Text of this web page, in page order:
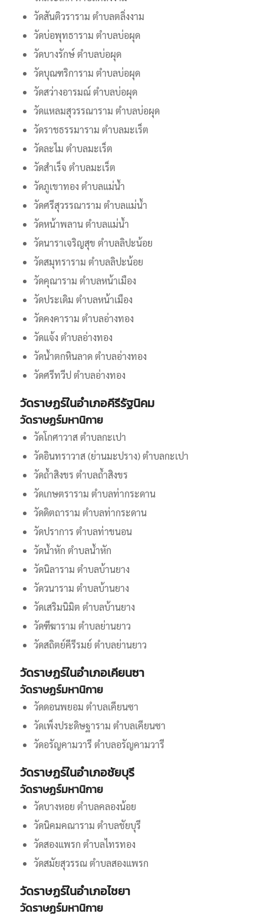
วัดสันติวราราม ตำบลตลิ่งงาม
วัดบ่อพุทธาราม ตำบลบ่อผุด
วัดบางรักษ์ ตำบลบ่อผุด
วัดบุณฑริการาม ตำบลบ่อผุด
วัดสว่างอารมณ์ ตำบลบ่อผุด
วัดแหลมสุวรรณาราม ตำบลบ่อผุด
วัดราชธรรมาราม ตำบลมะเร็ต
วัดละไม ตำบลมะเร็ต
วัดสำเร็จ ตำบลมะเร็ต
วัดภูเขาทอง ตำบลแม่น้ำ
วัดศรีสุวรรณาราม ตำบลแม่น้ำ
วัดหน้าพลาน ตำบลแม่น้ำ
วัดนาราเจริญสุข ตำบลลิปะน้อย
วัดสมุทราราม ตำบลลิปะน้อย
วัดคุณาราม ตำบลหน้าเมือง
วัดประเดิม ตำบลหน้าเมือง
วัดคงคาราม ตำบลอ่างทอง
วัดแจ้ง ตำบลอ่างทอง
วัดน้ำตกหินลาด ตำบลอ่างทอง
วัดศรีทวีป ตำบลอ่างทอง
วัดราษฏร์ในอำเภอคีรีรัฐนิคม
วัดราษฏร์มหานิกาย
วัดโกศาวาส ตำบลกะเปา
วัดอินทราวาส (ย่านมะปราง) ตำบลกะเปา
วัดถ้ำสิงขร ตำบลถ้ำสิงขร
วัดเกษตราราม ตำบลท่ากระดาน
วัดดิตถาราม ตำบลท่ากระดาน
วัดปราการ ตำบลท่าขนอน
วัดน้ำหัก ตำบลน้ำหัก
วัดนิลาราม ตำบลบ้านยาง
วัดวนาราม ตำบลบ้านยาง
วัดเสริมนิมิต ตำบลบ้านยาง
วัดฑีฆาราม ตำบลย่านยาว
วัดสถิตย์คีรีรมย์ ตำบลย่านยาว
วัดราษฏร์ในอำเภอเคียนซา
วัดราษฏร์มหานิกาย
วัดดอนพยอม ตำบลเคียนซา
วัดเพ็งประดิษฐาราม ตำบลเคียนซา
วัดอรัญคามวารี ตำบลอรัญคามวารี
วัดราษฏร์ในอำเภอชัยบุรี
วัดราษฏร์มหานิกาย
วัดบางหอย ตำบลคลองน้อย
วัดนิคมคณาราม ตำบลชัยบุรี
วัดสองแพรก ตำบลไทรทอง
วัดสมัยสุวรรณ ตำบลสองแพรก
วัดราษฏร์ในอำเภอไชยา
วัดราษฏร์มหานิกาย